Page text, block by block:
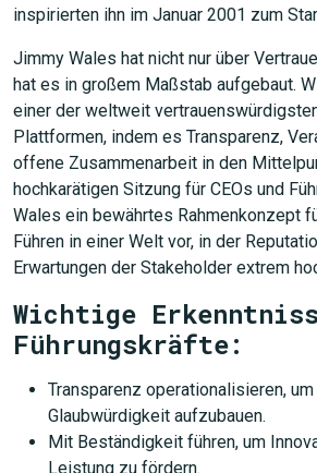
inspirierten ihn im Januar 2001 zum
Jimmy Wales hat nicht nur über
hat es in großem Maßstab aufgebaut.
einer der weltweit
Plattformen, indem es Transparenz,
offene Zusammenarbeit in den
hochkarätigen Sitzung für CEOs und
Wales ein bewährtes Rahmenkonzept
Führen in einer Welt vor, in der
Erwartungen der Stakeholder extrem
Wichtige
Führungskräfte:
Transparenz operationalisieren,
Glaubwürdigkeit aufzubauen.
Mit Beständigkeit führen, um
Leistung zu fördern.